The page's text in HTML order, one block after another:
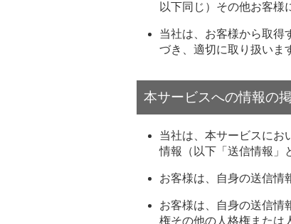
以下同じ）その他お客様
当社は、お客様から取得
づき、適切に取り扱いま
本サービスへの情報の
当社は、本サービスにお
情報（以下「送信情報」
お客様は、自身の送信情
お客様は、自身の送信情
権その他の人格権または